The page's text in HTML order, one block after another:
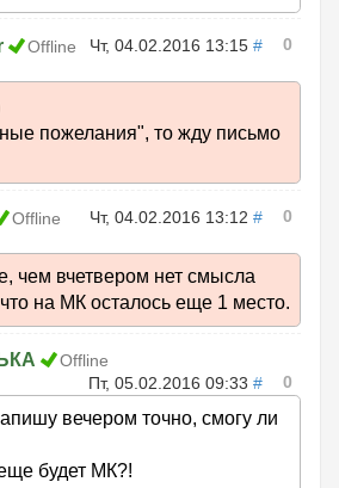
Offline Чт, 04.02.2016 13:15 # 0
пожелания", то жду письмо
Offline Чт, 04.02.2016 13:12 # 0
чем вчетвером нет смысла
на МК осталось еще 1 место.
Offline
Пт, 05.02.2016 09:33 # 0
вечером точно, смогу ли
будет МК?!